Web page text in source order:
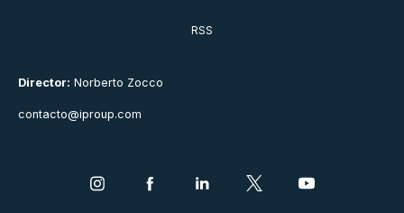
Director: Norberto Zocco
contacto@iproup.com
RSS